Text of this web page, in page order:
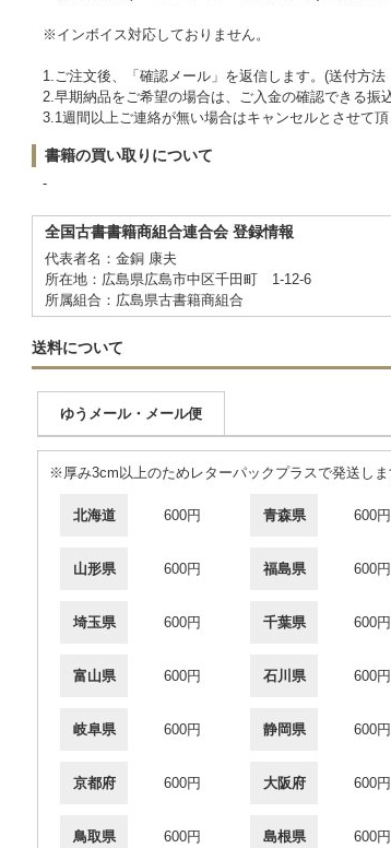
※インボイス対応しておりません。
1.ご注文後、「確認メール」を返信します。(送付方
2.早期納品をご希望の場合は、ご入金の確認できる振
3.1週間以上ご連絡が無い場合はキャンセルとさせて頂
書籍の買い取りについて
-
全国古書書籍商組合連合会 登録情報
代表者名：金銅 康夫
所在地：広島県広島市中区千田町 1-12-6
所属組合：広島県古書籍商組合
送料について
ゆうメール・メール便
※厚み3cm以上のためレターパックプラスで発送しま
北海道 600円 青森県 600円
山形県 600円 福島県 600円
埼玉県 600円 千葉県 600円
富山県 600円 石川県 600円
岐阜県 600円 静岡県 600円
京都府 600円 大阪府 600円
鳥取県 600円 島根県 600円